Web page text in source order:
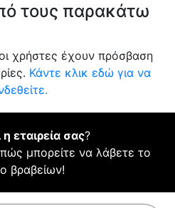
τους παρακάτω
χρήστες έχουν πρόσβαση
Κάντε κλικ εδώ για να
εταιρεία σας?
μπορείτε να λάβετε το
βραβείων!